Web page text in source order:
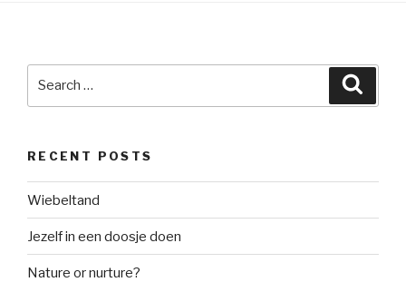
RECENT POSTS
Wiebeltand
Jezelf in een doosje doen
Nature or nurture?